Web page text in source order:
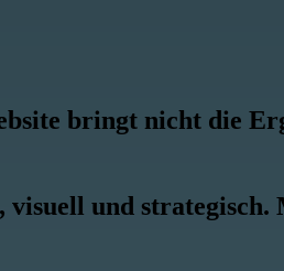
bringt nicht die
und